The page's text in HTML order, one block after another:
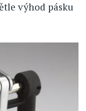
výhod pásku